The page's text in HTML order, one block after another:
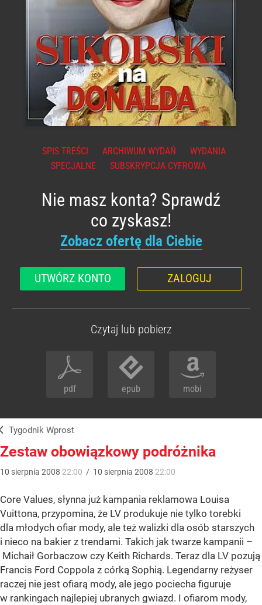
SPIS TREŚCI ARCHIWUM WYDAŃ
WYDANIA
SPECJALNE
SUBSKRYPCJA CYFROWA
Nie masz konta? Sprawdź
co zyskasz!
Zobacz ofertę dla Ciebie
UTWÓRZ KONTO ZALOGUJ
Czytaj lub pobierz
pdf epub mobi
Tygodnik Wprost
Zestaw obowiązkowy podróżnika
10 sierpnia 2008 22:00 / 10 sierpnia 2008 22:00
Core Values, słynna już kampania reklamowa Louisa
Vuittona, przypomina, że LV produkuje nie tylko torebki
dla młodych ofiar mody, ale też walizki dla osób starszych
i nieco na bakier z trendami. Takich jak twarze kampanii –
Michaił Gorbaczow czy Keith Richards. Teraz dla LV pozują
Francis Ford Coppola z córką Sophią. Legendarny reżyser
raczej nie jest ofiarą mody, ale jego pociecha figuruje
w rankingach najlepiej ubranych gwiazd. I ofiarom mody,